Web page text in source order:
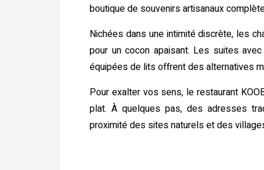
boutique de souvenirs artisanaux
Nichées dans une intimité discrète, les
pour un cocon apaisant. Les suites
équipées de lits offrent des alternatives
Pour exalter vos sens, le restaurant
plat. À quelques pas, des adresses
proximité des sites naturels et des